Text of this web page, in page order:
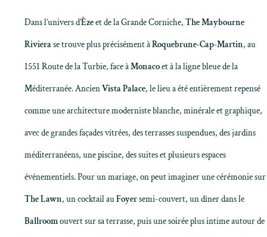
Dans l’univers d’Èzeet de la Grande Corniche, The Maybourne
Rivierase trouve plus précisément àRoquebrune-Cap-Martin, au
1551 Route de la Turbie, face àMonacoet à la ligne bleue de la
Méditerranée. AncienVista Palace, le lieu a été entièrement repensé
comme une architecture moderniste blanche, minérale et graphique,
avec de grandes façades vitrées, des terrasses suspendues, des jardins
méditerranéens, une piscine, des suites et plusieurs espaces
événementiels. Pour un mariage, on peut imaginer une cérémonie sur
The Lawn, un cocktail auFoyersemi-couvert, un dîner dans le
Ballroomouvert sur sa terrasse, puis une soirée plus intime autour de